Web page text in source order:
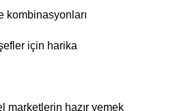
kombinasyonları
için harika
marketlerin hazır yemek